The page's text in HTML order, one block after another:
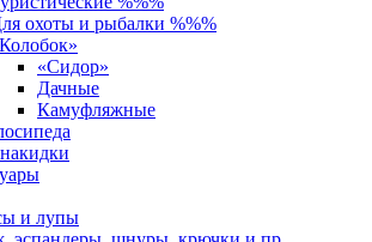
охоты и рыбалки %%%
«Сидор»
Дачные
Камуфляжные
и лупы